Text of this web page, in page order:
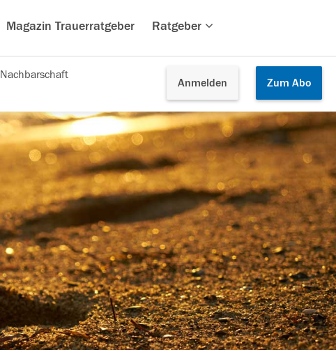
Magazin Trauerratgeber Ratgeber
Anmelden Zum Abo
Nachbarschaft